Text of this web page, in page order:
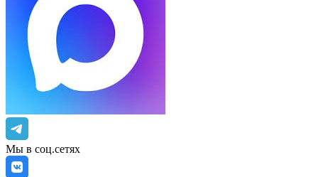
Мы в соц.сетях